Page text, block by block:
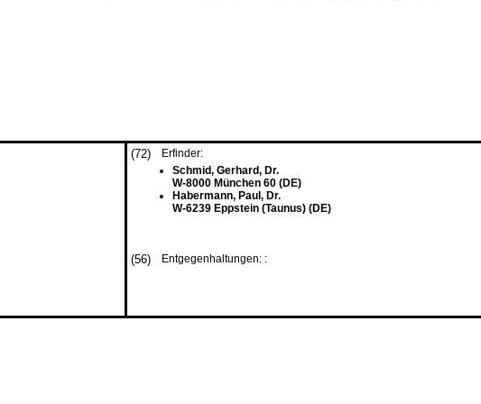
(72)
Erfinder:
Schmid, Gerhard, Dr.
W-8000 München 60 (DE)
Habermann, Paul, Dr.
W-6239 Eppstein (Taunus) (DE)
(56) Entgegenhaltungen: :